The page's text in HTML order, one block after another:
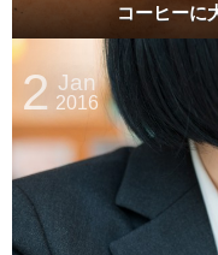
コーヒーに
2 Jan
2016